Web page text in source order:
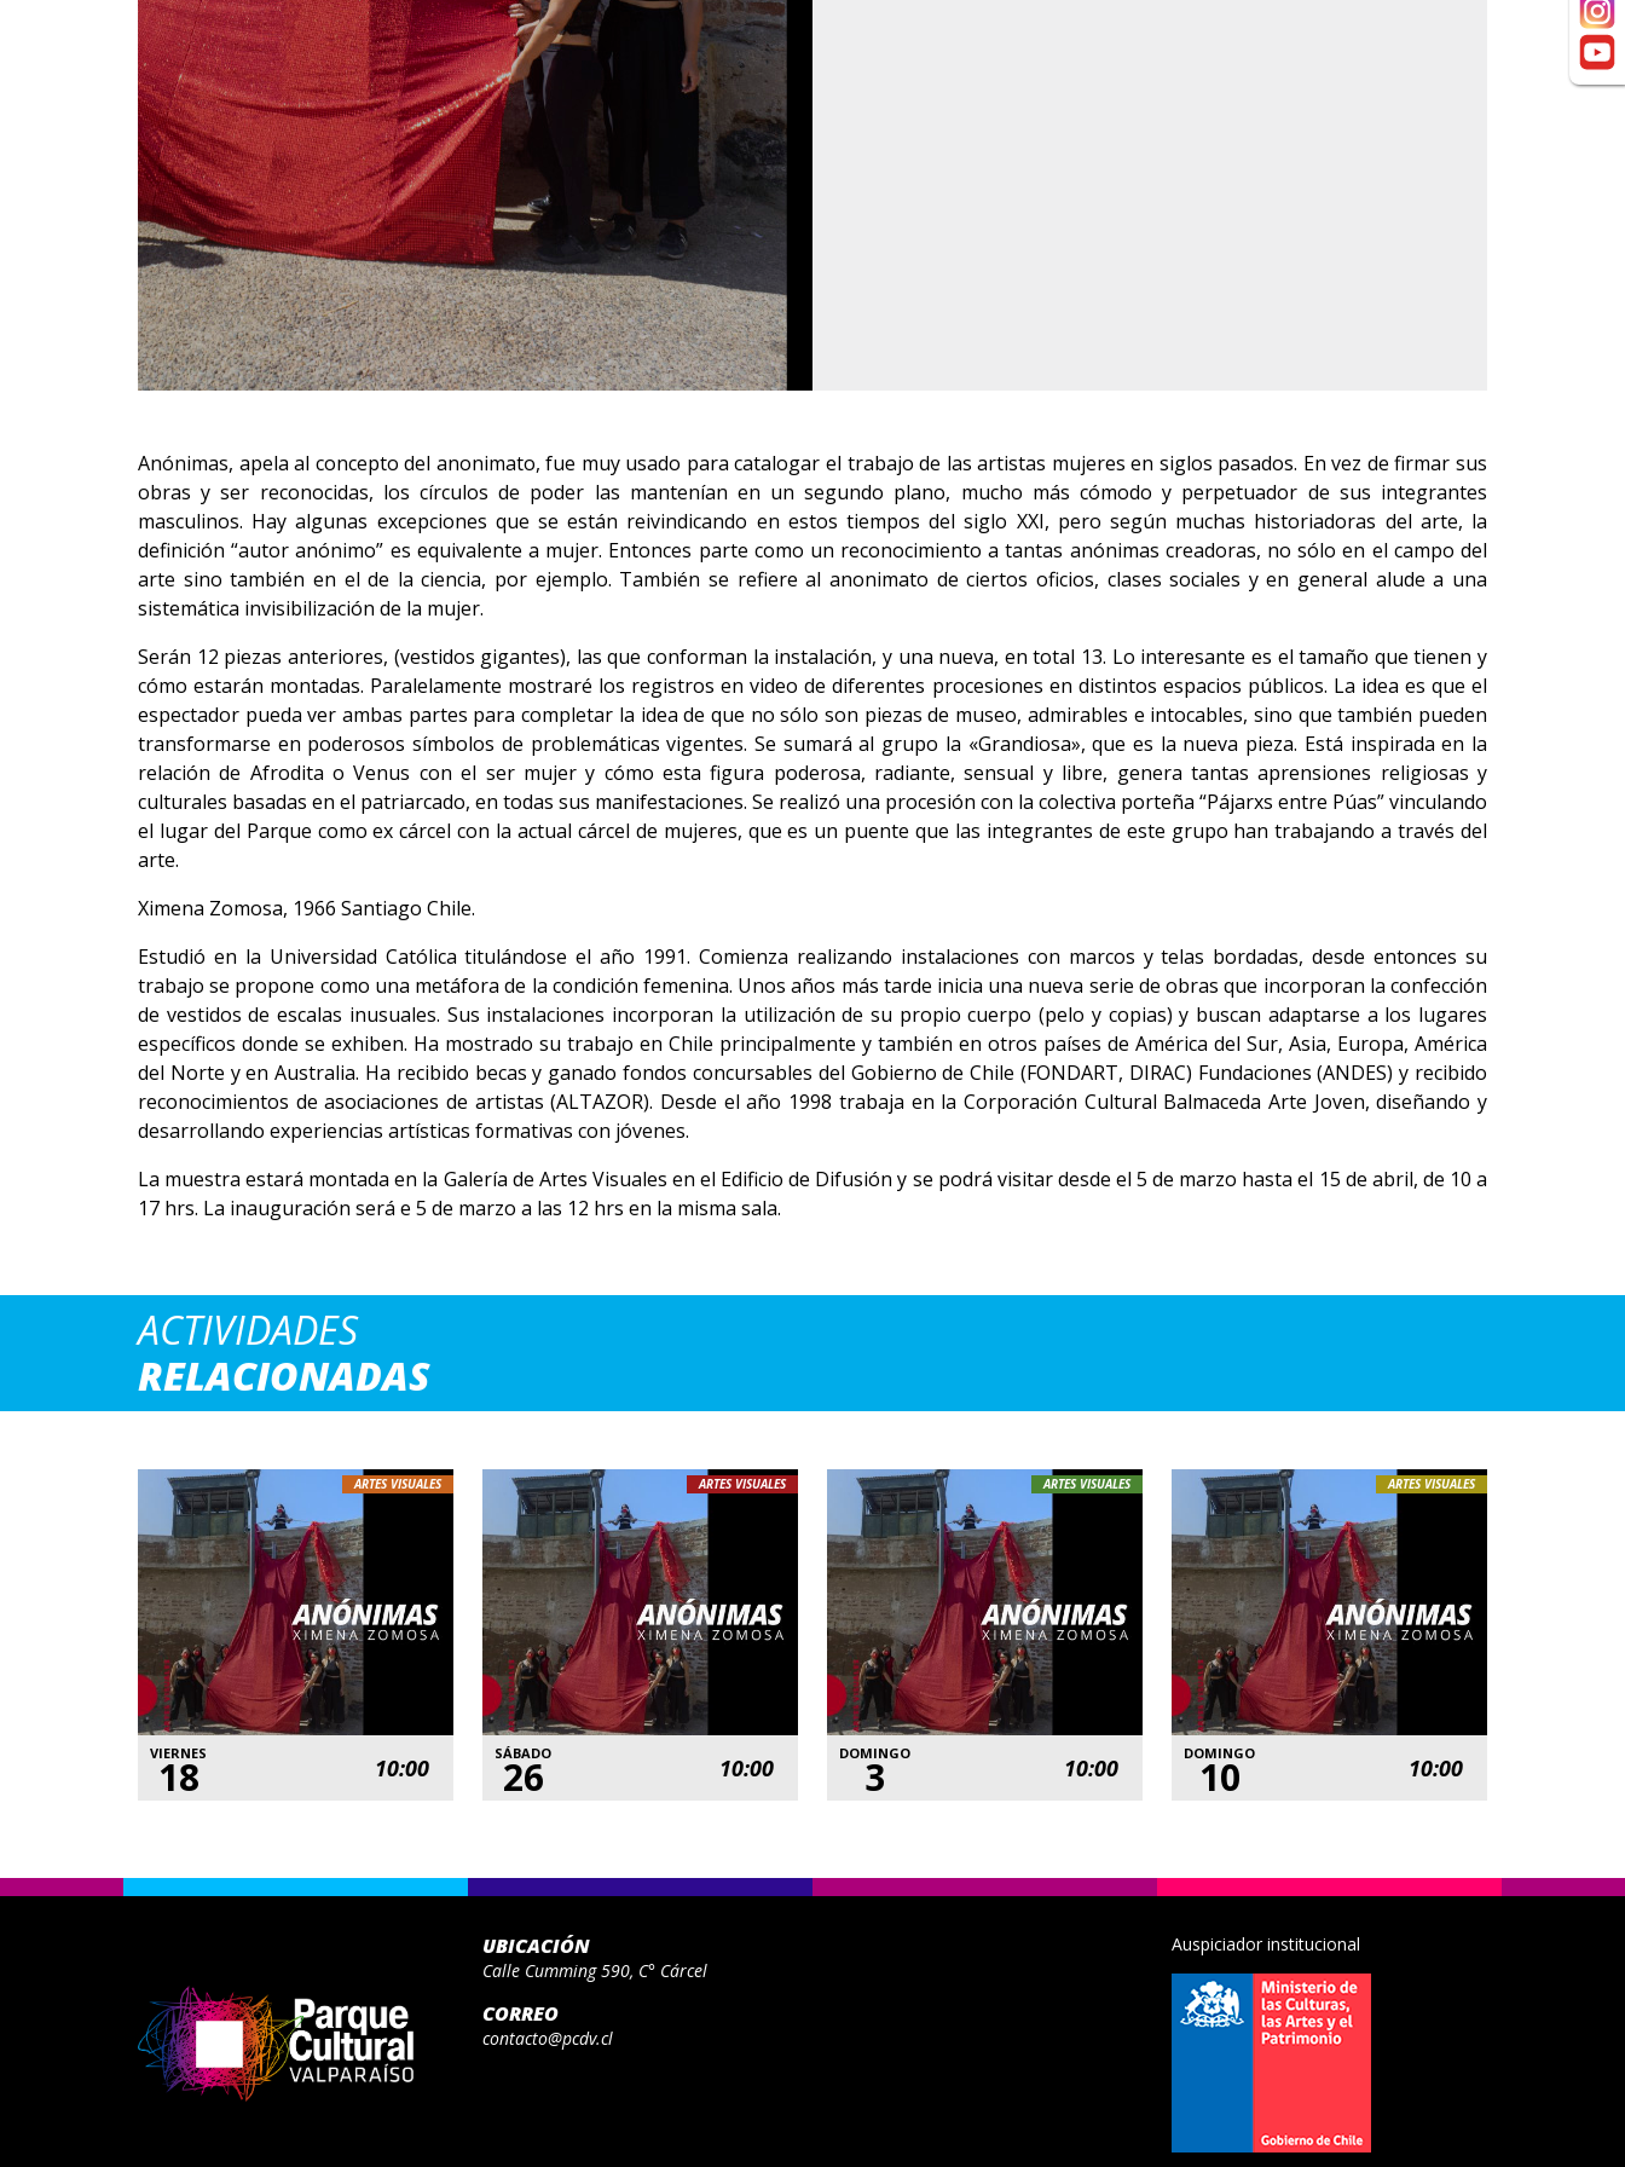
Anónimas, apela al concepto del anonimato, fue muy usado para catalogar el trabajo de las artistas mujeres en siglos pasados. En vez de firmar sus
obras y ser reconocidas, los círculos de poder las mantenían en un segundo plano, mucho más cómodo y perpetuador de sus integrantes
masculinos. Hay algunas excepciones que se están reivindicando en estos tiempos del siglo XXI, pero según muchas historiadoras del arte, la
definición “autor anónimo” es equivalente a mujer. Entonces parte como un reconocimiento a tantas anónimas creadoras, no sólo en el campo del
arte sino también en el de la ciencia, por ejemplo. También se refiere al anonimato de ciertos oficios, clases sociales y en general alude a una
sistemática invisibilización de la mujer.
Serán 12 piezas anteriores, (vestidos gigantes), las que conforman la instalación, y una nueva, en total 13. Lo interesante es el tamaño que tienen y
cómo estarán montadas. Paralelamente mostraré los registros en video de diferentes procesiones en distintos espacios públicos. La idea es que el
espectador pueda ver ambas partes para completar la idea de que no sólo son piezas de museo, admirables e intocables, sino que también pueden
transformarse en poderosos símbolos de problemáticas vigentes. Se sumará al grupo la «Grandiosa», que es la nueva pieza. Está inspirada en la
relación de Afrodita o Venus con el ser mujer y cómo esta figura poderosa, radiante, sensual y libre, genera tantas aprensiones religiosas y
culturales basadas en el patriarcado, en todas sus manifestaciones. Se realizó una procesión con la colectiva porteña “Pájarxs entre Púas” vinculando
el lugar del Parque como ex cárcel con la actual cárcel de mujeres, que es un puente que las integrantes de este grupo han trabajando a través del
arte.
Ximena Zomosa, 1966 Santiago Chile.
Estudió en la Universidad Católica titulándose el año 1991. Comienza realizando instalaciones con marcos y telas bordadas, desde entonces su
trabajo se propone como una metáfora de la condición femenina. Unos años más tarde inicia una nueva serie de obras que incorporan la confección
de vestidos de escalas inusuales. Sus instalaciones incorporan la utilización de su propio cuerpo (pelo y copias) y buscan adaptarse a los lugares
específicos donde se exhiben. Ha mostrado su trabajo en Chile principalmente y también en otros países de América del Sur, Asia, Europa, América
del Norte y en Australia. Ha recibido becas y ganado fondos concursables del Gobierno de Chile (FONDART, DIRAC) Fundaciones (ANDES) y recibido
reconocimientos de asociaciones de artistas (ALTAZOR). Desde el año 1998 trabaja en la Corporación Cultural Balmaceda Arte Joven, diseñando y
desarrollando experiencias artísticas formativas con jóvenes.
La muestra estará montada en la Galería de Artes Visuales en el Edificio de Difusión y se podrá visitar desde el 5 de marzo hasta el 15 de abril, de 10 a
17 hrs. La inauguración será e 5 de marzo a las 12 hrs en la misma sala.
ACTIVIDADES
RELACIONADAS
ARTES VISUALES
VIERNES
18 10:00
ARTES VISUALES
SÁBADO
26 10:00
ARTES VISUALES
DOMINGO
3 10:00
ARTES VISUALES
DOMINGO
10 10:00
UBICACIÓN
Calle Cumming 590, C° Cárcel
CORREO
contacto@pcdv.cl
Auspiciador institucional